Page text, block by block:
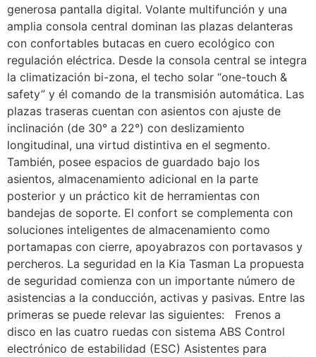
generosa pantalla digital. Volante multifunción y una
amplia consola central dominan las plazas delanteras
con confortables butacas en cuero ecológico con
regulación eléctrica. Desde la consola central se integra
la climatización bi-zona, el techo solar “one-touch &
safety” y él comando de la transmisión automática. Las
plazas traseras cuentan con asientos con ajuste de
inclinación (de 30° a 22°) con deslizamiento
longitudinal, una virtud distintiva en el segmento.
También, posee espacios de guardado bajo los
asientos, almacenamiento adicional en la parte
posterior y un práctico kit de herramientas con
bandejas de soporte. El confort se complementa con
soluciones inteligentes de almacenamiento como
portamapas con cierre, apoyabrazos con portavasos y
percheros. La seguridad en la Kia Tasman La propuesta
de seguridad comienza con un importante número de
asistencias a la conducción, activas y pasivas. Entre las
primeras se puede relevar las siguientes: Frenos a
disco en las cuatro ruedas con sistema ABS Control
electrónico de estabilidad (ESC) Asistentes para